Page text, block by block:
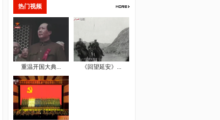
·成都万良菌业开发有限公司
·四川省仁康盛健康咨询服务有限公司
·成都佳源大繁生态农业发展有限公司
·成都一辰建材有限公司
·成都派立食品有限公司
·四川国秀文化艺术传播有限公司
·四川格维生物科技开发有限公司
·四川空分设备（集团）有限公司
热门视频
重温开国大典... 《回望延安》...